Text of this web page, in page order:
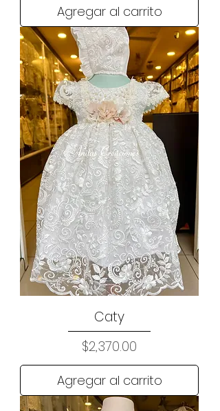
Agregar al carrito
Caty
Precio
$2,370.00
Agregar al carrito